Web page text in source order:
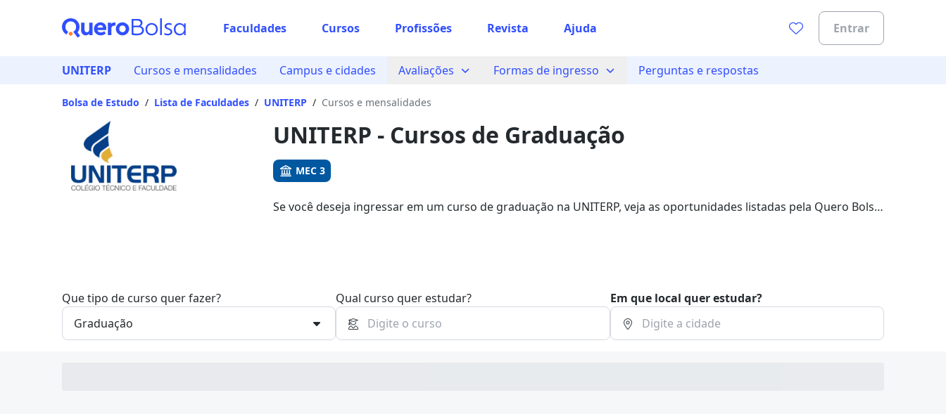
Faculdades Cursos Profissões Revista Ajuda Entrar
Vamos te guiar no caminho ideal para seus estudos
UNITERP Cursos e mensalidades Campus e cidades Avaliações Formas de ingresso Perguntas e respostas
Bolsa de Estudo / Lista de Faculdades / UNITERP / Cursos e mensalidades
UNITERP - Cursos de Graduação
MEC 3
Se você deseja ingressar em um curso de graduação na UNITERP, veja as oportunidades listadas pela Quero Bolsa.
Que tipo de curso quer fazer? Qual curso quer estudar? Em que local quer estudar?